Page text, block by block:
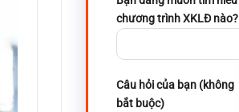
chương trình XKLĐ nào?
Câu hỏi của bạn (không
bắt buộc)